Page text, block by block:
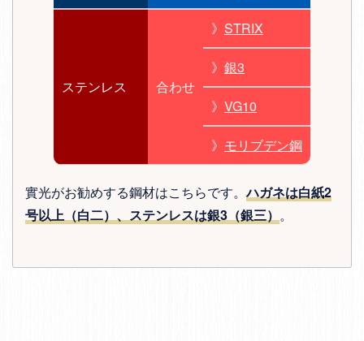
ステンレス 合わせ
》 STRIX
》 銀3
》 VG10
》 モリブデン鋼
實光がお勧めする鋼材はこちらです。ハガネは白紙2
号以上（白二）、ステンレスは銀3（銀三） 。